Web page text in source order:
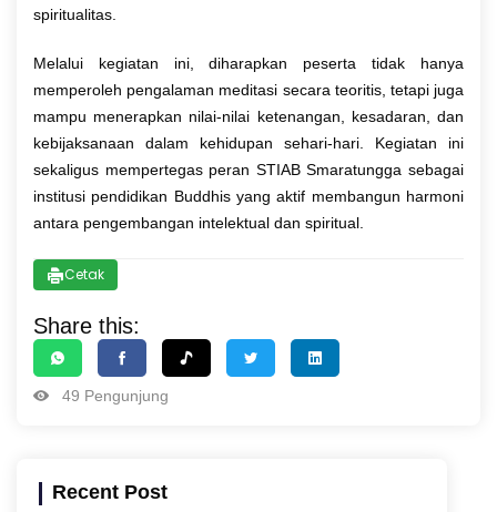
spiritualitas.
Melalui kegiatan ini, diharapkan peserta tidak hanya
memperoleh pengalaman meditasi secara teoritis, tetapi juga
mampu menerapkan nilai-nilai ketenangan, kesadaran, dan
kebijaksanaan dalam kehidupan sehari-hari. Kegiatan ini
sekaligus mempertegas peran STIAB Smaratungga sebagai
institusi pendidikan Buddhis yang aktif membangun harmoni
antara pengembangan intelektual dan spiritual.
Cetak
Share this:
49 Pengunjung
Recent Post